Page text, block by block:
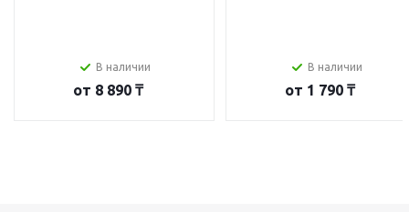
В наличии
от 8 890 ₸
В наличии
от 1 790 ₸